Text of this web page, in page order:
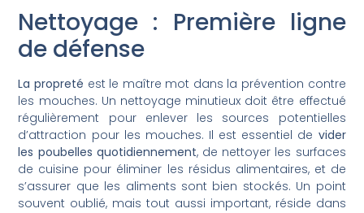
Nettoyage : Première ligne
de défense
La propreté est le maître mot dans la prévention contre
les mouches. Un nettoyage minutieux doit être effectué
régulièrement pour enlever les sources potentielles
d’attraction pour les mouches. Il est essentiel de vider
les poubelles quotidiennement, de nettoyer les surfaces
de cuisine pour éliminer les résidus alimentaires, et de
s’assurer que les aliments sont bien stockés. Un point
souvent oublié, mais tout aussi important, réside dans